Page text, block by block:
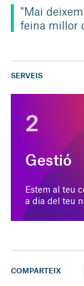
"Mai
feina millor
SERVEIS
2
Gestió
Estem al teu
a dia del teu
COMPARTEIX